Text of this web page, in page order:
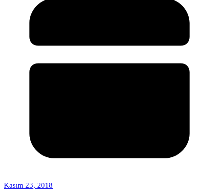
Kasım 23, 2018